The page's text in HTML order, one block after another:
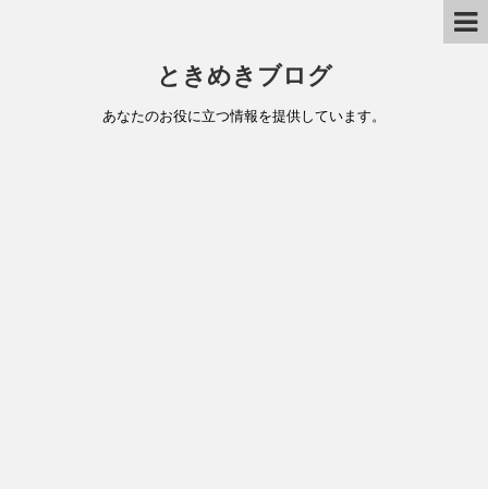
ときめきブログ
あなたのお役に立つ情報を提供しています。